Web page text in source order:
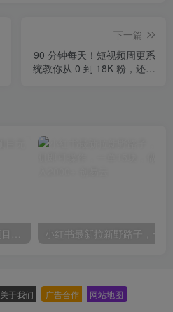
下一篇
90 分钟每天！短视频周更系
统教你从 0 到 18K 粉，还能
关于我们 广告合作 网站地图